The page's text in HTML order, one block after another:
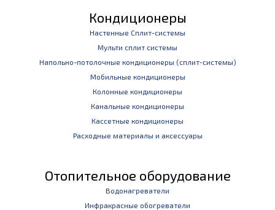
Кондиционеры
Настенные Сплит-системы
Мульти сплит системы
Напольно-потолочные кондиционеры (сплит-системы)
Мобильные кондиционеры
Колонные кондиционеры
Канальные кондиционеры
Кассетные кондиционеры
Расходные материалы и аксессуары
Отопительное оборудование
Водонагреватели
Инфракрасные обогреватели